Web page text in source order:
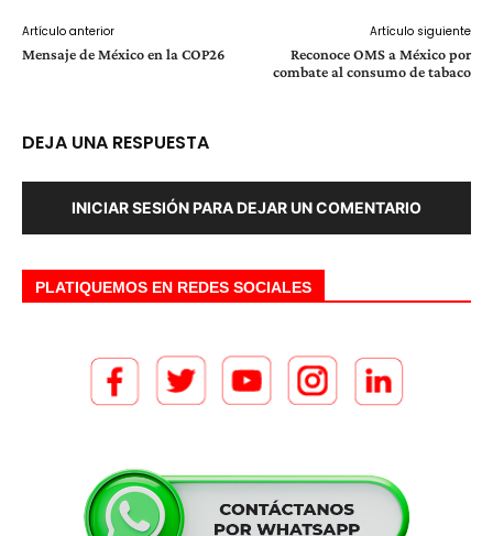
Artículo anterior
Mensaje de México en la COP26
Artículo siguiente
Reconoce OMS a México por
combate al consumo de tabaco
DEJA UNA RESPUESTA
INICIAR SESIÓN PARA DEJAR UN COMENTARIO
PLATIQUEMOS EN REDES SOCIALES